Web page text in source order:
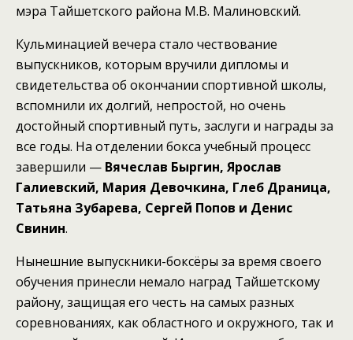
мэра Тайшетского района М.В. Малиновский.
Кульминацией вечера стало чествование
выпускников, которым вручили дипломы и
свидетельства об окончании спортивной школы,
вспомнили их долгий, непростой, но очень
достойный спортивный путь, заслуги и награды за
все годы. На отделении бокса учебный процесс
завершили — Вячеслав Быргин, Ярослав
Галиевский, Мария Девочкина, Глеб Драница,
Татьяна Зубарева, Сергей Попов и Денис
Свинин.
Нынешние выпускники-боксёры за время своего
обучения принесли немало наград Тайшетскому
району, защищая его честь на самых разных
соревнованиях, как областного и окружного, так и